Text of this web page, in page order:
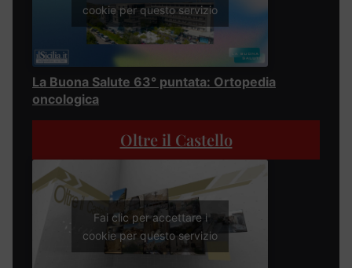
cookie per questo servizio
La Buona Salute 63° puntata: Ortopedia
oncologica
Oltre il Castello
Fai clic per accettare i
cookie per questo servizio